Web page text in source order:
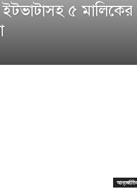
৫ মালিকের